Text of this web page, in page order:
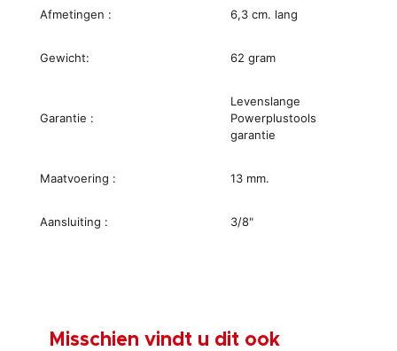
Afmetingen : 6,3 cm. lang
Gewicht: 62 gram
Garantie :
Levenslange
Powerplustools
garantie
Maatvoering : 13 mm.
Aansluiting : 3/8"
Misschien vindt u dit ook